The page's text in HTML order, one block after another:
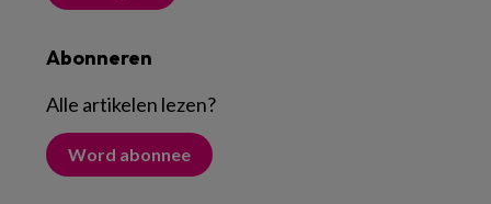
Abonneren
Alle artikelen lezen?
Word abonnee